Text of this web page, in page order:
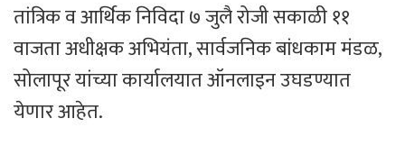
तांत्रिक व आर्थिक निविदा ७ जुलै रोजी सकाळी ११
वाजता अधीक्षक अभियंता, सार्वजनिक बांधकाम मंडळ,
सोलापूर यांच्या कार्यालयात ऑनलाइन उघडण्यात
येणार आहेत.